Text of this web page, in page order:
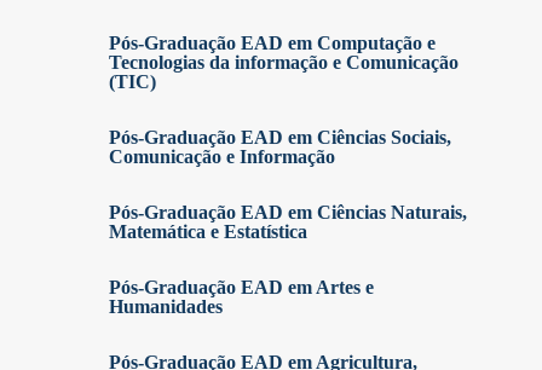
Pós-Graduação EAD em Computação e
Tecnologias da informação e Comunicação
(TIC)
Pós-Graduação EAD em Ciências Sociais,
Comunicação e Informação
Pós-Graduação EAD em Ciências Naturais,
Matemática e Estatística
Pós-Graduação EAD em Artes e
Humanidades
Pós-Graduação EAD em Agricultura,